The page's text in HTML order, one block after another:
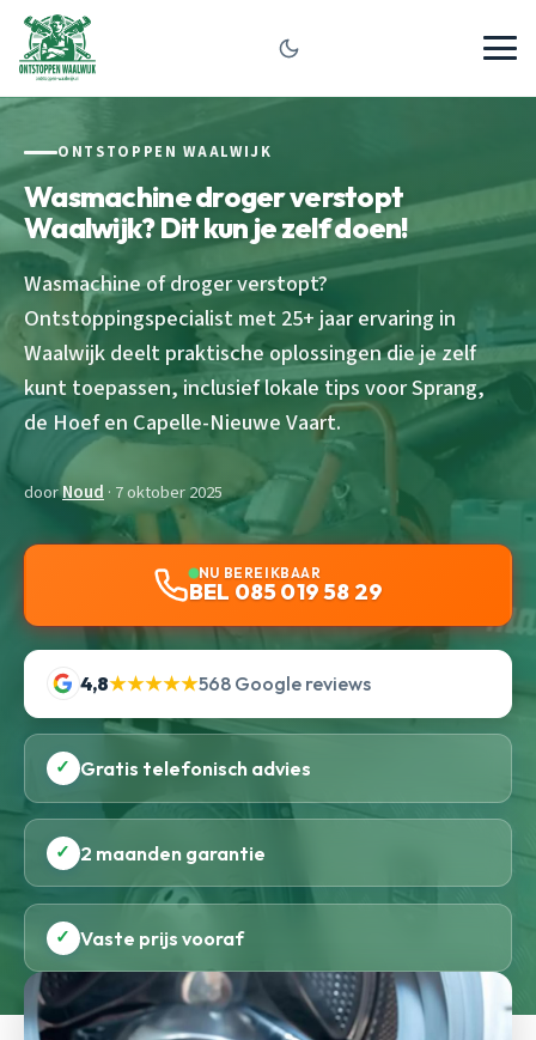
ONTSTOPPEN WAALWIJK
Wasmachine droger verstopt
Waalwijk? Dit kun je zelf doen!
Wasmachine of droger verstopt?
Ontstoppingspecialist met 25+ jaar ervaring in
Waalwijk deelt praktische oplossingen die je zelf
kunt toepassen, inclusief lokale tips voor Sprang,
de Hoef en Capelle-Nieuwe Vaart.
doorNoud · 7 oktober 2025
NU BEREIKBAAR
BEL 085 019 58 29
4,8★★★★★568 Google reviews
✓ Gratis telefonisch advies
✓ 2 maanden garantie
✓ Vaste prijs vooraf